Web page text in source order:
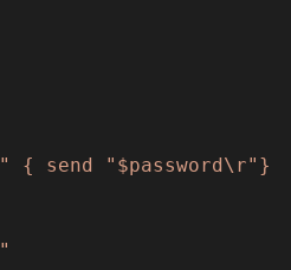
{ send "$password\r"}